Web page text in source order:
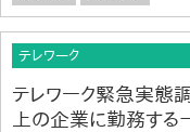
テレワーク
テレワーク緊急実態
上の企業に勤務する